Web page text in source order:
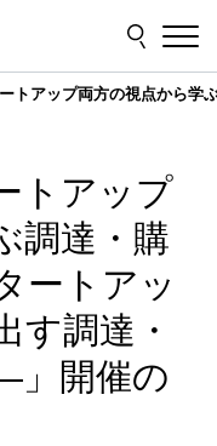
ートアップ両方の視点から
トアップ
調達・購
ートアッ
す調達・
」開催の